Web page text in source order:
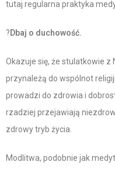
tutaj regularna praktyka
?Dbaj o duchowość.
Okazuje się, że stulatkowie z
przynależą do wspólnot
prowadzi do zdrowia i
rzadziej przejawiają
zdrowy tryb życia.
Modlitwa, podobnie jak